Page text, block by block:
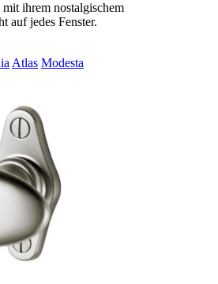
ihrem nostalgischem
auf jedes Fenster.
Atlas Modesta